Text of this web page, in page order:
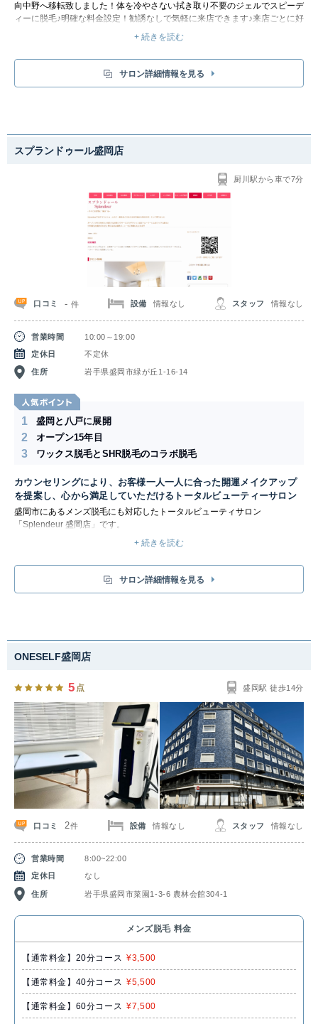
向中野へ移転致しました！体を冷やさない拭き取り不要のジェルでスピーデ
ィーに脱毛♪明確な料金設定！勧誘なしで気軽に来店できます♪来店ごとに好
きな部分を脱毛OK！スタッフ１名のプライベートサロン＆予約制なので他
のお客様と会う心配もありません♪メンズ脱毛もOK！
+ 続きを読む
サロン詳細情報を見る
スプランドゥール盛岡店
厨川駅から車で7分
口コミ -件 設備 情報なし スタッフ 情報なし
営業時間
10:00～19:00
定休日
不定休
住所 岩手県盛岡市緑が丘1-16-14
1 盛岡と八戸に展開
2 オープン15年目
3 ワックス脱毛とSHR脱毛のコラボ脱毛
カウンセリングにより、お客様一人一人に合った開運メイクアップ
を提案し、心から満足していただけるトータルビューティーサロン
盛岡市にあるメンズ脱毛にも対応したトータルビューティサロン
「Splendeur 盛岡店」です。
日本人のデリケートなお肌に合わせて作られた国産WAX脱毛と最新脱毛機
器を組み合わせたコラボ脱毛で、今まで以上の効果を実感できます。脱毛機
器は最新機種の2種類から、お客様一人ひとりの毛質等に合わせて最適な施
+ 続きを読む
サロン詳細情報を見る
ONESELF盛岡店
5 点 盛岡駅 徒歩14分
口コミ 2件 設備 情報なし スタッフ 情報なし
営業時間
8:00~22:00
定休日
なし
住所 岩手県盛岡市菜園1-3-6 農林会館304-1
メンズ脱毛 料金
【通常料金】20分コース ¥3,500
【通常料金】40分コース ¥5,500
【通常料金】60分コース ¥7,500